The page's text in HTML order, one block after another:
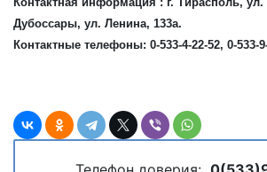
Дубоссары, ул. Ленина, 133а.
Контактные телефоны: 0-533-4-22-52, 0-533-